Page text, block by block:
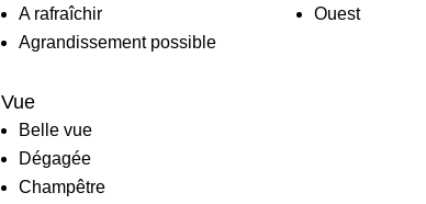
A rafraîchir
Agrandissement possible
Ouest
Vue
Belle vue
Dégagée
Champêtre